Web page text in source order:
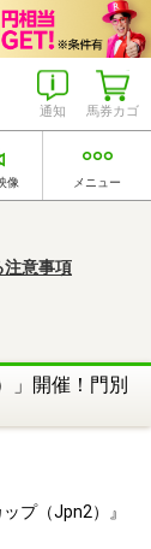
馬券カゴ
通知
像 メニュー
注意事項
」開催！門別
プ（Jpn2）』